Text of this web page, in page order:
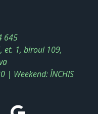
645
et. 1, biroul 109,
| Weekend: ÎNCHIS